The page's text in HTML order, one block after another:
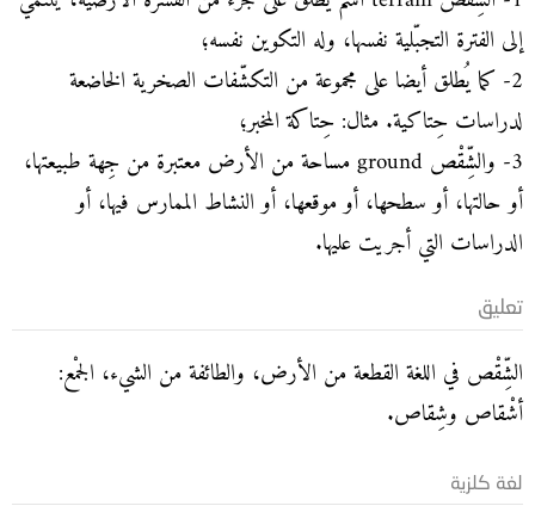
إلى الفترة التجبّلية نفسها، وله التكوين نفسه؛
2- كما يُطلق أيضا على مجموعة من التكشّفات الصخرية الخاضعة
لدراسات حِتاكية. مثال: حِتاكة المخبر؛
3- والشِّقْص ground مساحة من الأرض معتبرة من جِهة طبيعتها،
أو حالتها، أو سطحها، أو موقعها، أو النشاط الممارس فيها، أو
الدراسات التي أجريت عليها.
تعليق
الشِّقْص في اللغة القطعة من الأرض، والطائفة من الشيء، الجمْع:
أشْقاص وشِقاص.
لغة كلزية